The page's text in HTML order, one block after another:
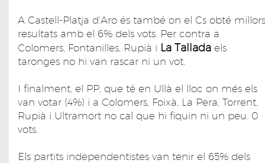
A Castell-Platja d'Aro és també on el Cs obté millors
resultats amb el 6% dels vots. Per contra a
Colomers, Fontanilles, Rupià i La Tallada els
taronges no hi van rascar ni un vot.
I finalment, el PP, que té en Ullà el lloc on més els
van votar (4%) i a Colomers, Foixà, La Pera, Torrent,
Rupià i Ultramort no cal que hi fiquin ni un peu. 0
vots.
Els partits independentistes van tenir el 65% dels